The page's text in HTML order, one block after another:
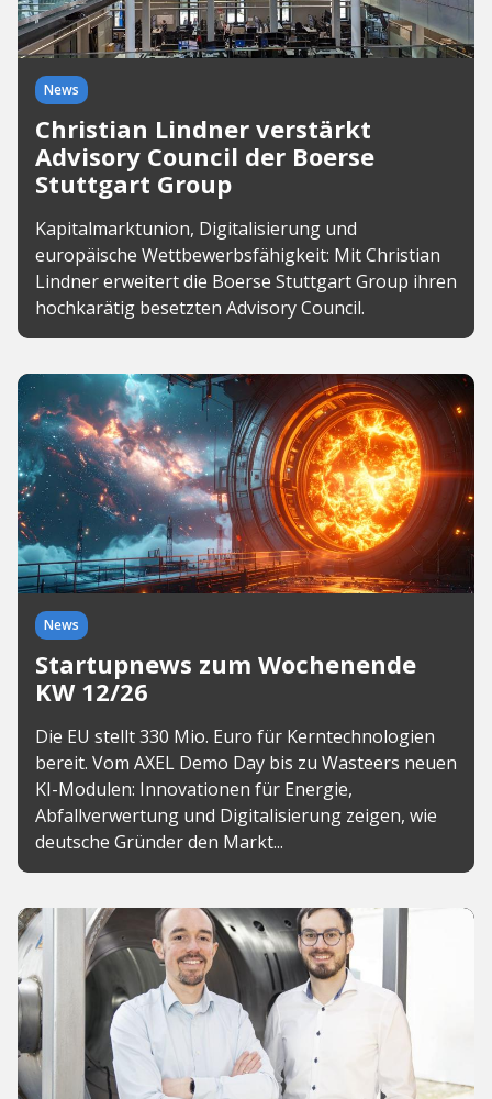
News
Christian Lindner verstärkt
Advisory Council der Boerse
Stuttgart Group
Kapitalmarktunion, Digitalisierung und
europäische Wettbewerbsfähigkeit: Mit Christian
Lindner erweitert die Boerse Stuttgart Group ihren
hochkarätig besetzten Advisory Council.
News
Startupnews zum Wochenende
KW 12/26
Die EU stellt 330 Mio. Euro für Kerntechnologien
bereit. Vom AXEL Demo Day bis zu Wasteers neuen
KI-Modulen: Innovationen für Energie,
Abfallverwertung und Digitalisierung zeigen, wie
deutsche Gründer den Markt...